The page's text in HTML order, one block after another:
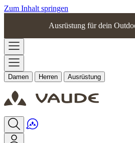
Zum Inhalt springen
Ausrüstung für dein
Damen Herren Ausrüstung